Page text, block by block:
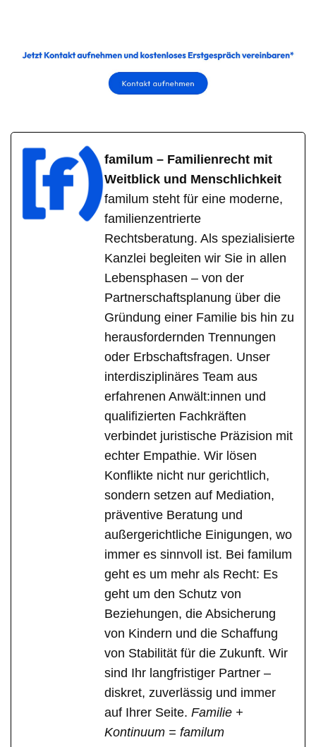
familum – Familienrecht mit
Weitblick und Menschlichkeit
familum steht für eine moderne,
familienzentrierte
Rechtsberatung. Als spezialisierte
Kanzlei begleiten wir Sie in allen
Lebensphasen – von der
Partnerschaftsplanung über die
Gründung einer Familie bis hin zu
herausfordernden Trennungen
oder Erbschaftsfragen. Unser
interdisziplinäres Team aus
erfahrenen Anwält:innen und
qualifizierten Fachkräften
verbindet juristische Präzision mit
echter Empathie. Wir lösen
Konflikte nicht nur gerichtlich,
sondern setzen auf Mediation,
präventive Beratung und
außergerichtliche Einigungen, wo
immer es sinnvoll ist. Bei familum
geht es um mehr als Recht: Es
geht um den Schutz von
Beziehungen, die Absicherung
von Kindern und die Schaffung
von Stabilität für die Zukunft. Wir
sind Ihr langfristiger Partner –
diskret, zuverlässig und immer
auf Ihrer Seite. Familie +
Kontinuum = familum